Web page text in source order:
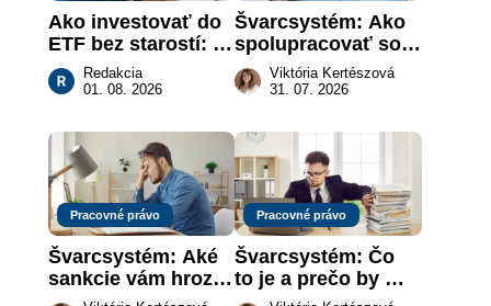
Ako investovať do
ETF bez starostí:
Investičné plány,
ktoré urobia prácu
Redakcia
01. 08. 2026
Švarcsystém: Ako
spolupracovať so
živnostníkom
legálne a bez
Viktória Kertészová
31. 07. 2026
Pracovné právo
Švarcsystém: Aké
sankcie vám hrozia
a prečo nestačí
Pracovné právo
Švarcsystém: Čo
to je a prečo by
vás to malo